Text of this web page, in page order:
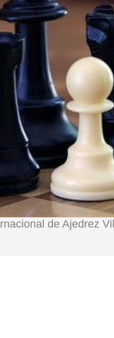
de Ajedrez